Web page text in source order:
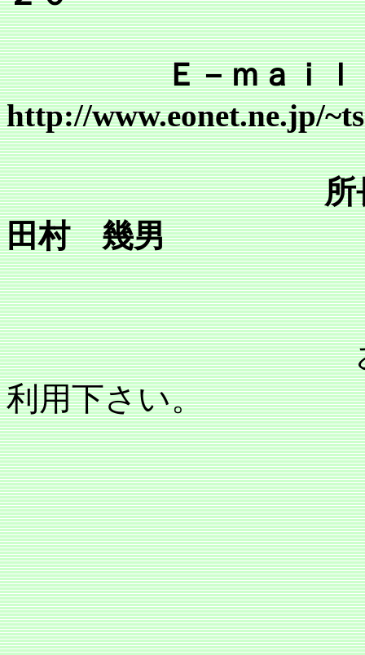
Ｅ－ｍａｉｌ
http://www.eonet.ne.jp/
所
田村 幾男
利用下さい。